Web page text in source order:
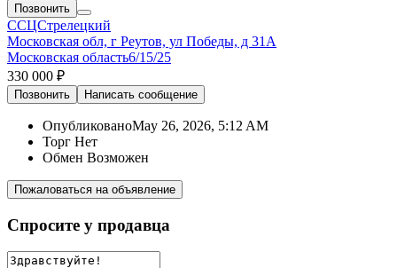
Позвонить
ССЦСтрелецкий
Московская обл, г Реутов, ул Победы, д 31А
Московская область6/15/25
330 000 ₽
Позвонить Написать сообщение
ОпубликованоMay 26, 2026, 5:12 AM
Торг Нет
Обмен Возможен
Пожаловаться на объявление
Спросите у продавца